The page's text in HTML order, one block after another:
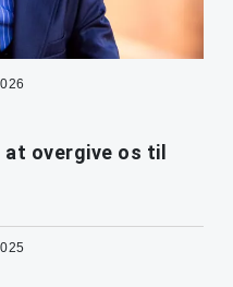
overgive os til